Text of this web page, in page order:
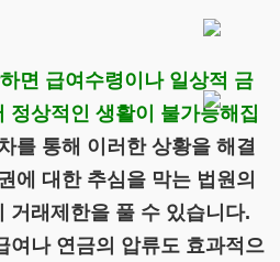
면 급여수령이나 일상적 금
정상적인 생활이 불가능해집
를 통해 이러한 상황을 해결
에 대한 추심을 막는 법원의
거래제한을 풀 수 있습니다.
여나 연금의 압류도 효과적으